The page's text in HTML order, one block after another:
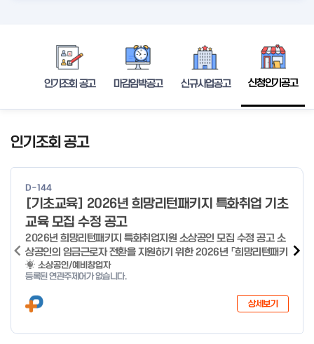
인기조회 공고 마감임박공고 신규사업공고 신청인기공고
인기조회 공고
D-144
[기초교육] 2026년 희망리턴패키지 특화취업 기초
교육 모집 수정 공고
2026년 희망리턴패키지 특화취업지원 소상공인 모집 수정 공고 소
상공인의 임금근로자 전환을 지원하기 위한 2026년 「희망리턴패키
지 특화취업지원」 사업을 다음과 같이 공고합니다. '26.6.2(화)은
익일인 6.3(수) 선거로 인해 서류검토가 불가함에 따라 기초교육
모집을 진행하지 않음을 안내드립니다. (6/3 모집 재개) □ 사업명:
희망리턴패키지 특화취업지원 □ 지원대상: 폐업(예정) 소상공인
경우 매주 일, 월, 화, 수, 목 신청·접수 가능 ** 기초교육 신청 가능
소상공인/예비창업자
등록된 연관주제어가 없습니다.
상세보기